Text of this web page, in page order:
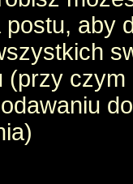
postu,
(przy